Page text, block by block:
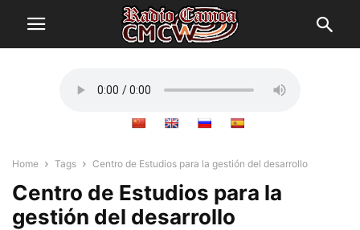
Home Tags Centro de Estudios para la gestión del desarrollo
Centro de Estudios para la
gestión del desarrollo